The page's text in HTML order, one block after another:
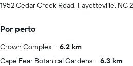
1952 Cedar Creek Road, Fayetteville, NC
Por perto
Crown Complex
6.2 km
Cape Fear Botanical Gardens
6.3 km